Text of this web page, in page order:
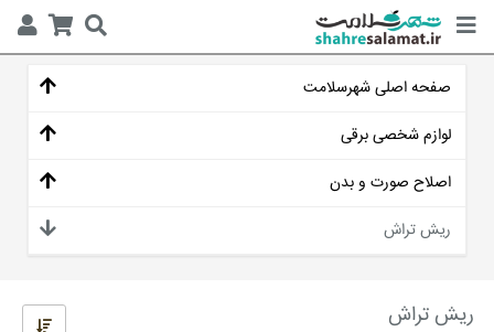
صفحه اصلی شهرسلامت
لوازم شخصی برقی
اصلاح صورت و بدن
ریش تراش
ریش تراش